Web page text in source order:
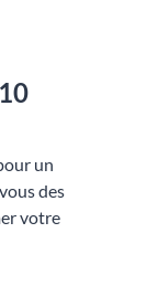
un
des
votre